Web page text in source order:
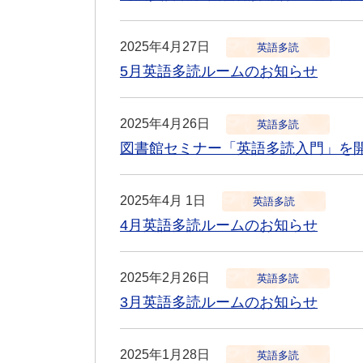
2025年4月27日 英語多読
5月英語多読ルームのお知らせ
2025年4月26日 英語多読
図書館セミナー「英語多読入門」を
2025年4月 1日 英語多読
4月英語多読ルームのお知らせ
2025年2月26日 英語多読
3月英語多読ルームのお知らせ
2025年1月28日 英語多読